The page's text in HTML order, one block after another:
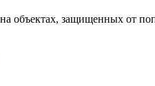
объектах, защищенных от